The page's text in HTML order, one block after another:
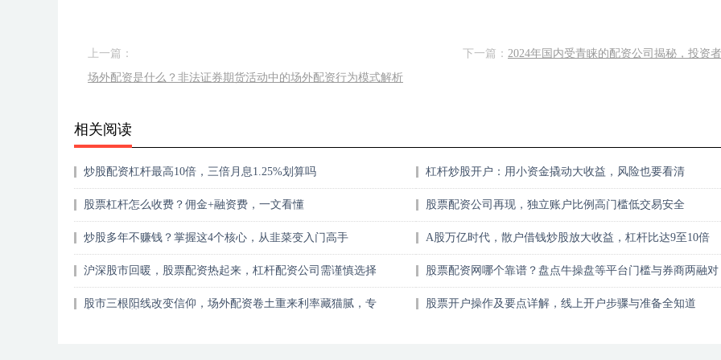
上一篇：
场外配资是什么？非法证券期货活动中的场外配资行为模式解析
下一篇： 2024年国内受青睐的配资公司揭秘，投资
相关阅读
炒股配资杠杆最高10倍，三倍月息1.25%划算吗 杠杆炒股开户：用小资金撬动大收益，风险也要看清
股票杠杆怎么收费？佣金+融资费，一文看懂 股票配资公司再现，独立账户比例高门槛低交易安全
炒股多年不赚钱？掌握这4个核心，从韭菜变入门高手 A股万亿时代，散户借钱炒股放大收益，杠杆比达9至10倍
沪深股市回暖，股票配资热起来，杠杆配资公司需谨慎选择
股票配资网哪个靠谱？盘点牛操盘等平台门槛与券商两融对
股市三根阳线改变信仰，场外配资卷土重来利率藏猫腻，专
股票开户操作及要点详解，线上开户步骤与准备全知道